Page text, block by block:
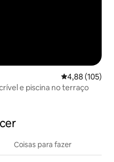
4,88 de uma
4,88 (105)
e piscina no terraço
Coisas para fazer